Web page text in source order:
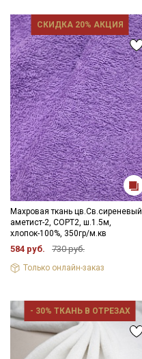
СКИДКА 20% АКЦИЯ
Махровая ткань цв.Св.сиреневый
аметист-2, СОРТ2, ш.1.5м,
хлопок-100%, 350гр/м.кв
584 руб. 730 руб.
Только онлайн-заказ
- 30% ТКАНЬ В ОТРЕЗАХ